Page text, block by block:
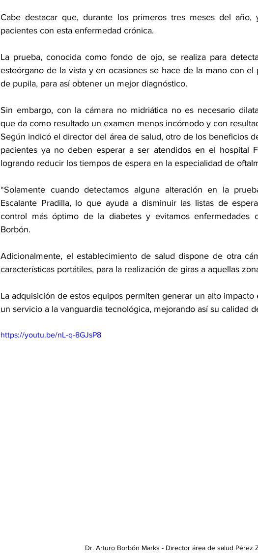
Cabe destacar que, durante los primeros tres meses del año,
pacientes con esta enfermedad crónica.
La prueba, conocida como fondo de ojo, se realiza para
esteórgano de la vista y en ocasiones se hace de la mano con el
de pupila, para así obtener un mejor diagnóstico.
Sin embargo, con la cámara no midriática no es necesario
que da como resultado un examen menos incómodo y con
Según indicó el director del área de salud, otro de los beneficios
pacientes ya no deben esperar a ser atendidos en el hospital
logrando reducir los tiempos de espera en la especialidad de
“Solamente cuando detectamos alguna alteración en la
Escalante Pradilla, lo que ayuda a disminuir las listas de
control más óptimo de la diabetes y evitamos enfermedades
Borbón.
Adicionalmente, el establecimiento de salud dispone de otra
características portátiles, para la realización de giras a aquellas
La adquisición de estos equipos permiten generar un alto
un servicio a la vanguardia tecnológica, mejorando así su calidad
https://youtu.be/nL-q-8GJsP8
Dr. Arturo Borbón Marks - Director área de salud Pérez